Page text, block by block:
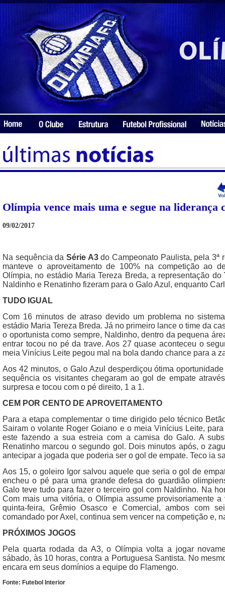
Olímpia vence mais uma e segue na liderança
09/02/2017
Na sequência da Série A3do Campeonato Paulista, pela 3ª
manteve o aproveitamento de 100% na competição ao
Olímpia, no estádio Maria Tereza Breda, a representação do
Naldinho e Renatinho fizeram para o Galo Azul, enquanto
TUDO IGUAL
Com 16 minutos de atraso devido um problema no
estádio Maria Tereza Breda. Já no primeiro lance o time da
o oportunista como sempre, Naldinho, dentro da pequena
entrar tocou no pé da trave. Aos 27 quase aconteceu o
meia Vinícius Leite pegou mal na bola dando chance para a
Aos 42 minutos, o Galo Azul desperdiçou ótima
sequência os visitantes chegaram ao gol de empate
surpresa e tocou com o pé direito, 1 a 1.
CEM POR CENTO DE APROVEITAMENTO
Para a etapa complementar o time dirigido pelo técnico
Sairam o volante Roger Goiano e o meia Vinícius Leite,
este fazendo a sua estreia com a camisa do Galo. A
Renatinho marcou o segundo gol. Dois minutos após, o
antecipar a jogada que poderia ser o gol de empate. Teco ia
Aos 15, o goleiro Igor salvou aquele que seria o gol de
encheu o pé para uma grande defesa do guardião
Galo teve tudo para fazer o terceiro gol com Naldinho. Na
Com mais uma vitória, o Olímpia assume provisoriamente
quinta-feira, Grêmio Osasco e Comercial, ambos com
comandado por Axel, continua sem vencer na competição e,
PRÓXIMOS JOGOS
Pela quarta rodada da A3, o Olímpia volta a jogar
sábado, às 10 horas, contra a Portuguesa Santista. No
encara em seus domínios a equipe do Flamengo.
Fonte: Futebol Interior